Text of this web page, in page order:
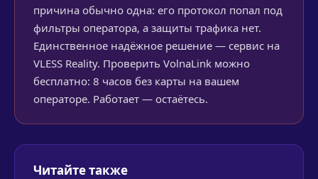
причина обычно одна: его протокол попал под
фильтры оператора, а защиты трафика нет.
Единственное надёжное решение — сервис на
VLESS Reality. Проверить VolnaLink можно
бесплатно: 8 часов без карты на вашем
операторе. Работает — остаётесь.
Читайте также